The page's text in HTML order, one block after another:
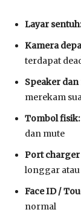
Layar
Kamera
terdapat
Speaker dan
merekam
Tombol fisik:
dan mute
Port charger
longgar
Face ID /
normal